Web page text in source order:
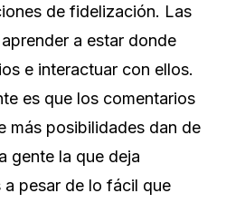
de fidelización. Las
a estar donde
e interactuar con ellos.
es que los comentarios
más posibilidades dan de
gente la que deja
pesar de lo fácil que